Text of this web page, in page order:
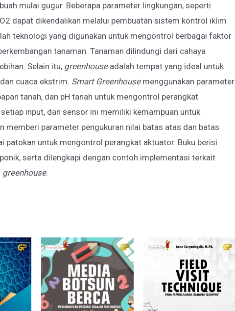
mulai gugur. Beberapa parameter lingkungan, seperti
dapat dikendalikan melalui pembuatan sistem kontrol iklim
teknologi yang digunakan untuk mengontrol berbagai faktor
tanaman. Tanaman dilindungi dari cahaya
Selain itu, greenhouseadalah tempat yang ideal untuk
cuaca ekstrim. Smart Greenhousemenggunakan parameter
tanah, dan pH tanah untuk mengontrol perangkat
input, dan sensor ini memiliki kemampuan untuk
memberi parameter pengukuran nilai batas atas dan batas
patokan untuk mengontrol perangkat aktuator. Buku berisi
serta dilengkapi dengan contoh implementasi terkait
greenhouse.